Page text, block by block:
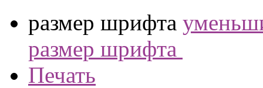
размер шрифта
размер шрифта
Печать